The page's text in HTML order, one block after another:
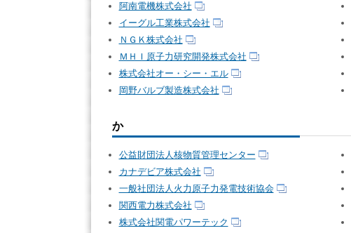
阿南電機株式会社
イーグル工業株式会社
ＮＧＫ株式会社
ＭＨＩ原子力研究開発株式会社
株式会社オー・シー・エル
岡野バルブ製造株式会社
か
公益財団法人核物質管理センター
カナデビア株式会社
一般社団法人火力原子力発電技術協会
関西電力株式会社
株式会社関電パワーテック